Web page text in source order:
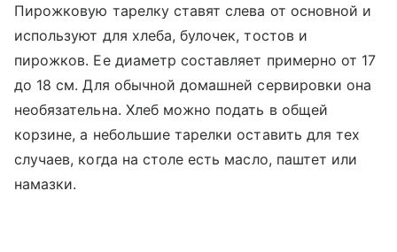
Пирожковую тарелку ставят слева от основной и
используют для хлеба, булочек, тостов и
пирожков. Ее диаметр составляет примерно от 17
до 18 см. Для обычной домашней сервировки она
необязательна. Хлеб можно подать в общей
корзине, а небольшие тарелки оставить для тех
случаев, когда на столе есть масло, паштет или
намазки.